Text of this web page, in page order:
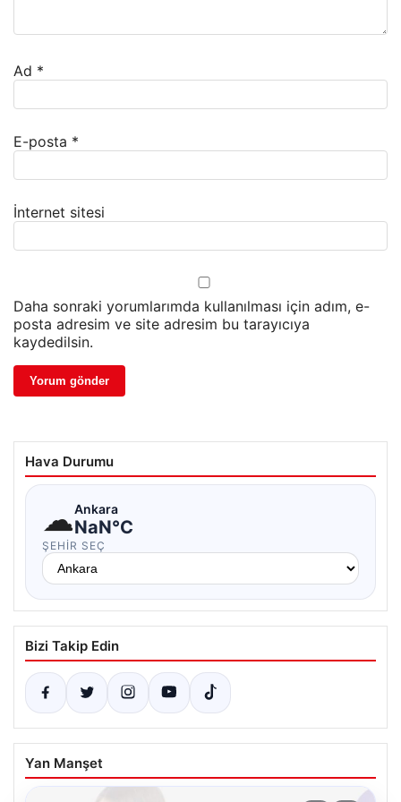
Ad *
E-posta *
İnternet sitesi
Daha sonraki yorumlarımda kullanılması için adım, e-
posta adresim ve site adresim bu tarayıcıya
kaydedilsin.
Hava Durumu
☁Ankara
NaN°C
ŞEHIR SEÇ
Bizi Takip Edin
Yan Manşet